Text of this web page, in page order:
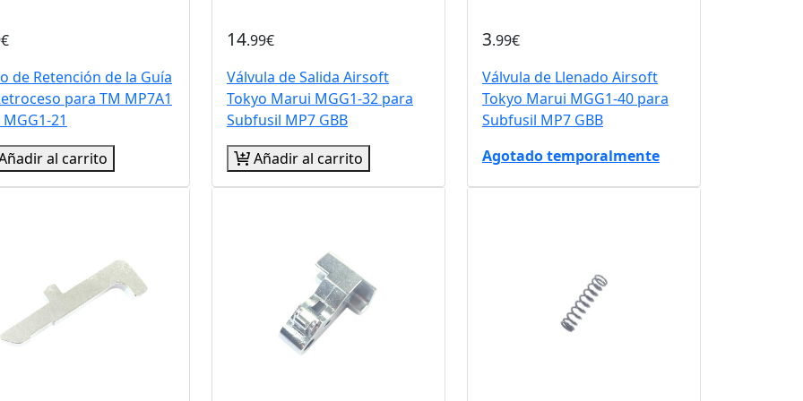
de Retención de la Guía
para TM MP7A1
MGG1-21
al carrito
14.99€
Válvula de Salida Airsoft
Tokyo Marui MGG1-32 para
Subfusil MP7 GBB
Añadir al carrito
3.99€
Válvula de Llenado Airsoft
Tokyo Marui MGG1-40 para
Subfusil MP7 GBB
Agotado temporalmente